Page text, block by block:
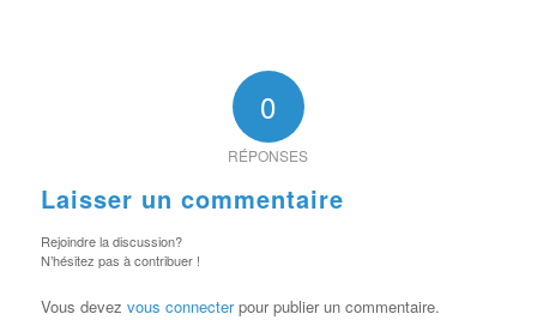
0
RÉPONSES
Laisser un commentaire
Rejoindre la discussion?
N’hésitez pas à contribuer !
Vous devez vous connecterpour publier un commentaire.